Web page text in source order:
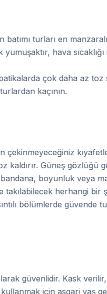
batımı turları en
hava
çok daha az toz
kaçının.
çekinmeyeceğiniz
kaldırır. Güneş gözlüğü
boyunluk veya
herhangi bir
bölümlerde güvende
güvenlidir. Kask
için asgari yaş